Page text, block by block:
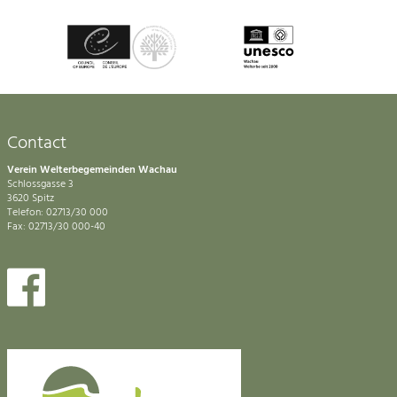
Contact
Verein Welterbegemeinden Wachau
Schlossgasse 3
3620 Spitz
Telefon: 02713/30 000
Fax: 02713/30 000-40